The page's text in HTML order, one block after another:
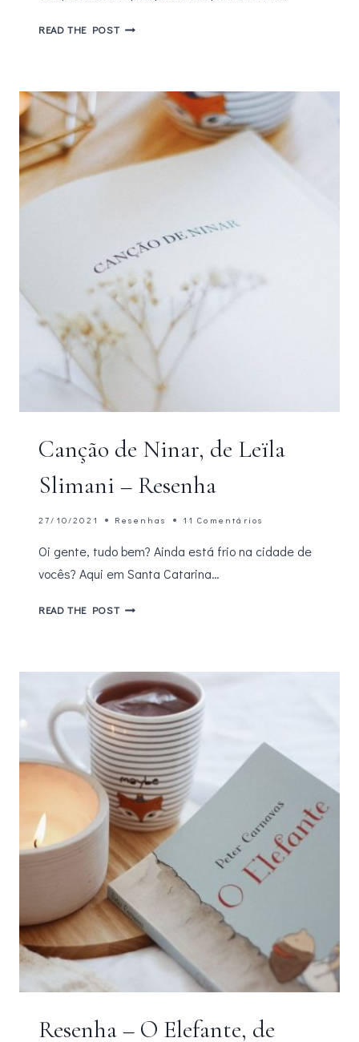
READ THE POSTRESENHA
SECRETA,
DE
LUCINDA
RILEY
Canção de Ninar, de Leïla
Slimani – Resenha
27/10/2021 Resenhas 11 Comentários
Oi gente, tudo bem? Ainda está frio na cidade de
vocês? Aqui em Santa Catarina…
READ THE POSTCANÇÃO
LEÏLA
SLIMANI
–
RESENHA
Resenha – O Elefante, de